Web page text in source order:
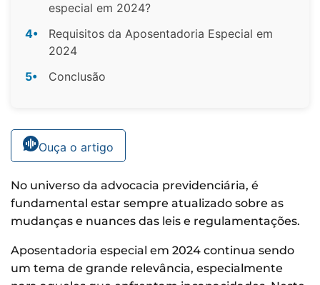
especial em 2024?
4•
Requisitos da Aposentadoria Especial em
2024
5•
Conclusão
Ouça o artigo
No universo da advocacia previdenciária, é
fundamental estar sempre atualizado sobre as
mudanças e nuances das leis e regulamentações.
Aposentadoria especial em 2024 continua sendo
um tema de grande relevância, especialmente